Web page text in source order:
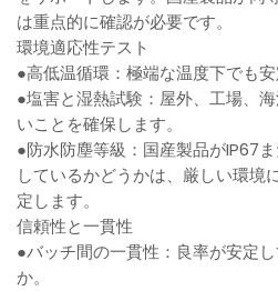
は重点的に確認が必要です。
環境適応性テスト
●高低温循環：極端な温度下でも安
●塩害と湿熱試験：屋外、工場、
いことを確保します。
●防水防塵等級：国産製品がIP67
しているかどうかは、厳しい環境
定します。
信頼性と一貫性
●バッチ間の一貫性：良率が安定
か。